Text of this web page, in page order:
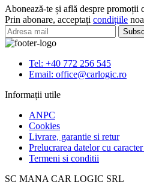
cu
Efect
Lucios
buc,
20x18cm,
TAPIS
K2
Abonează-te și află despre promoții
Prin abonare, acceptați condițiile
Tel: +40 772 256 545
Email: office@carlogic.ro
Informații utile
ANPC
Cookies
Livrare, garantie si retur
Prelucrarea datelor cu
Termeni si conditii
SC MANA CAR LOGIC SRL